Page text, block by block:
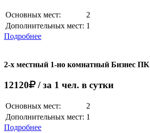
Основных мест:
2
Дополнительных мест: 1
Подробнее
2-х местный 1-но комнатный Бизнес ПК
12120 / за 1 чел. в сутки
Основных мест:
2
Дополнительных мест: 1
Подробнее